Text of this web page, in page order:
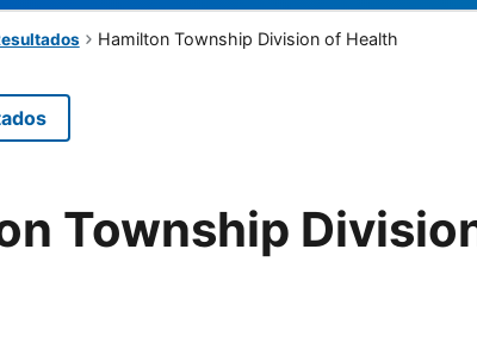
Hamilton Township Division of Health
Township